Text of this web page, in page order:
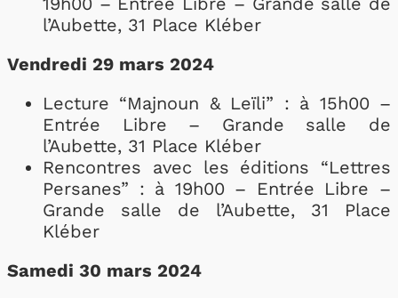
l’Aubette, 31 Place Kléber
Vendredi 29 mars 2024
Lecture “Majnoun & Leïli” : à 15h00 –
Entrée Libre – Grande salle de
l’Aubette, 31 Place Kléber
Rencontres avec les éditions “Lettres
Persanes” : à 19h00 – Entrée Libre –
Grande salle de l’Aubette, 31 Place
Kléber
Samedi 30 mars 2024